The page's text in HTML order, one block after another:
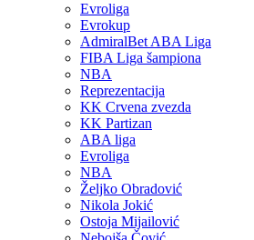
Evroliga
Evrokup
AdmiralBet ABA Liga
FIBA Liga šampiona
NBA
Reprezentacija
KK Crvena zvezda
KK Partizan
ABA liga
Evroliga
NBA
Željko Obradović
Nikola Jokić
Ostoja Mijailović